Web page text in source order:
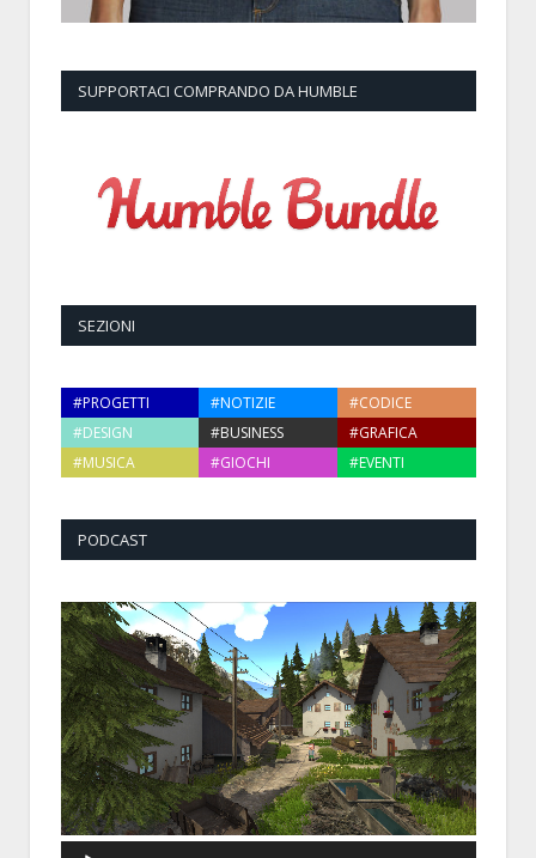
SUPPORTACI COMPRANDO DA HUMBLE
SEZIONI
#PROGETTI #NOTIZIE
#CODICE
#DESIGN
#BUSINESS
#GRAFICA
#MUSICA
#GIOCHI #EVENTI
PODCAST